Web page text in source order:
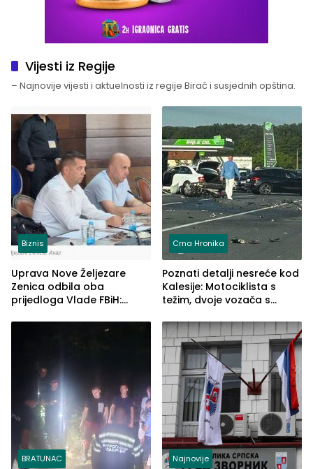
Vijesti iz Regije
– Najnovije vijesti i aktuelnosti iz regije Birač i susjednih opština.
Biznis
Uprava Nove Željezare
Zenica odbila oba
prijedloga Vlade FBiH:
rješenje
Crna Hronika
Poznati detalji nesreće kod
Kalesije: Motociklista s
težim, dvoje vozača s
BRATUNAC Najnovije